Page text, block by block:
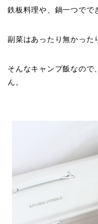
鉄板料理や、鍋一つでで
副菜はあったり無かった
そんなキャンプ飯なので
ん。